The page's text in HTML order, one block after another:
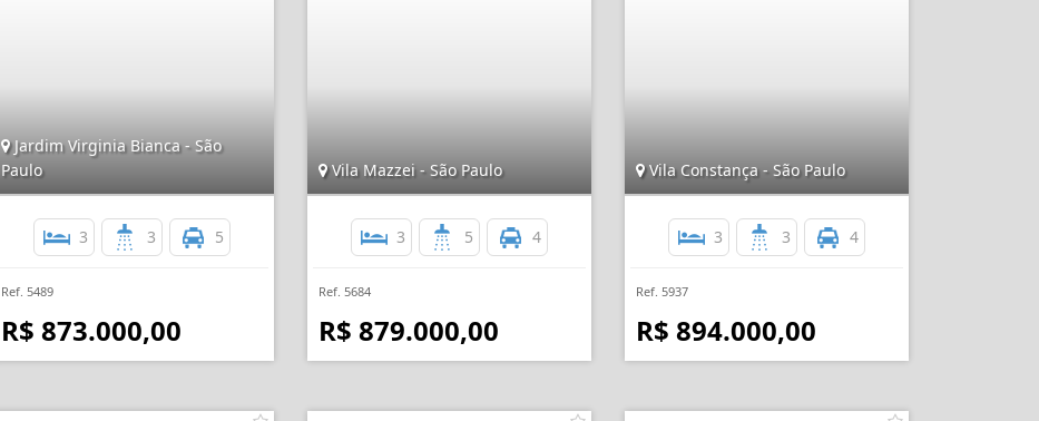
Jardim Virginia Bianca - São
Paulo
3 3 5
Ref. 5489
R$ 873.000,00
Vila Mazzei - São Paulo
3 5 4
Ref. 5684
R$ 879.000,00
Vila Constança - São Paulo
3 3 4
Ref. 5937
R$ 894.000,00